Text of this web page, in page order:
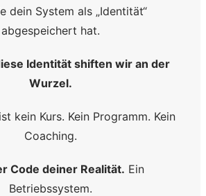
dein System als „Identität“
abgespeichert hat.
Identität shiften wir an der
Wurzel.
kein Kurs. Kein Programm. Kein
Coaching.
Code deiner Realität. Ein
Betriebssystem.